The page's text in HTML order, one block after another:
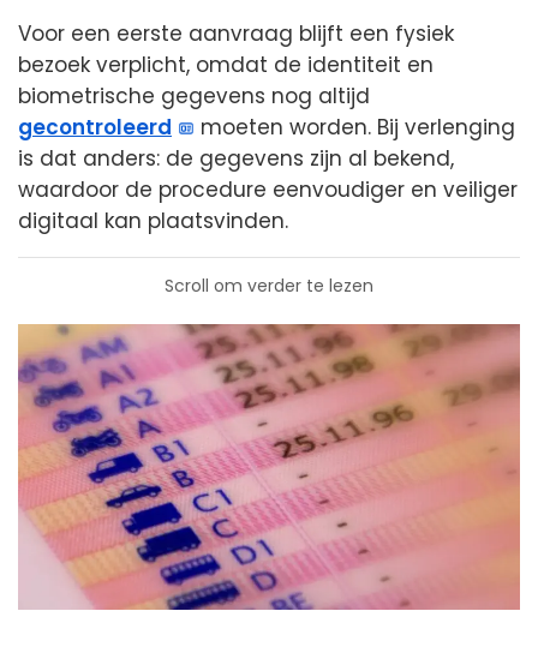
Voor een eerste aanvraag blijft een fysiek
bezoek verplicht, omdat de identiteit en
biometrische gegevens nog altijd
gecontroleerd
moeten worden. Bij verlenging
is dat anders: de gegevens zijn al bekend,
waardoor de procedure eenvoudiger en veiliger
digitaal kan plaatsvinden.
Scroll om verder te lezen